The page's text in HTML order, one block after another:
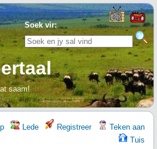
Soek vir:
saam!
Lede Registreer
Teken aan
Tuis